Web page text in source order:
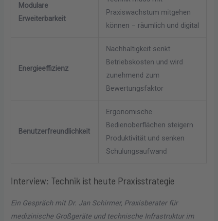
Modulare
Erweiterbarkeit
Praxiswachstum mitgehen
können – räumlich und digital
Energieeffizienz
Nachhaltigkeit senkt
Betriebskosten und wird
zunehmend zum
Bewertungsfaktor
Benutzerfreundlichkeit
Ergonomische
Bedienoberflächen steigern
Produktivität und senken
Schulungsaufwand
Interview: Technik ist heute Praxisstrategie
Ein Gespräch mit Dr. Jan Schirmer, Praxisberater für
medizinische Großgeräte und technische Infrastruktur im